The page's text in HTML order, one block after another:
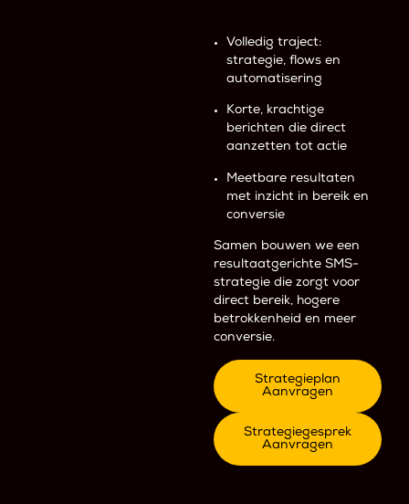
Volledig traject:
strategie, flows en
automatisering
Korte, krachtige
berichten die direct
aanzetten tot actie
Meetbare resultaten
met inzicht in bereik en
conversie
Samen bouwen we een
resultaatgerichte SMS-
strategie die zorgt voor
direct bereik, hogere
betrokkenheid en meer
conversie.
Strategieplan
Aanvragen
Strategiegesprek
Aanvragen